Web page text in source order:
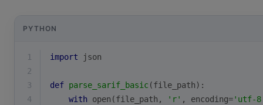
PYTHON
1 import json
2
3
def parse_sarif_basic(file_path):
4
with open (file_path, 'r' , encoding='utf-